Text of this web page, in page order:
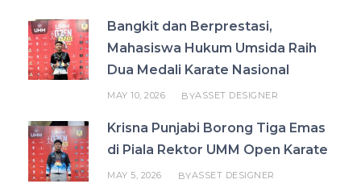
Bangkit dan Berprestasi,
Mahasiswa Hukum Umsida Raih
Dua Medali Karate Nasional
MAY 10, 2026 BYASSET DESIGNER
Krisna Punjabi Borong Tiga Emas
di Piala Rektor UMM Open Karate
MAY 5, 2026 BYASSET DESIGNER